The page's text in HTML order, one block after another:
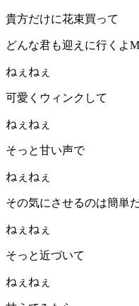
貴方だけに花束買って
どんな君も迎えに行くよ
ねぇねぇ
可愛くウィンクして
ねぇねぇ
そっと甘い声で
ねぇねぇ
その気にさせるのは簡単
ねぇねぇ
そっと近づいて
ねぇねぇ